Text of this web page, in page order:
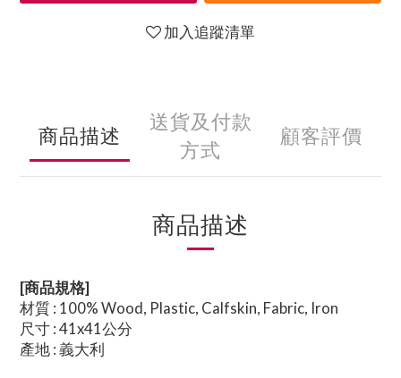
加入追蹤清單
商品描述
送貨及付款
方式
顧客評價
商品描述
[商品規格]
材質 : 100% Wood, Plastic, Calfskin, Fabric, Iron
尺寸 : 41x41公分
產地 : 義大利